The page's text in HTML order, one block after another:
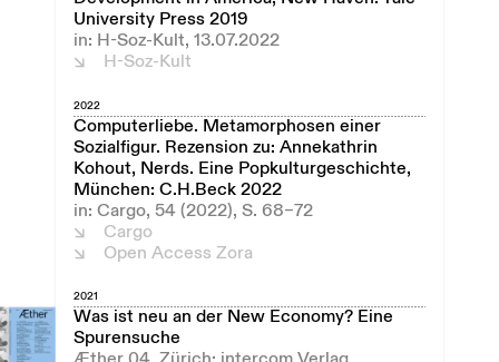
University Press 2019
in: H-Soz-Kult, 13.07.2022
H-Soz-Kult
2022
Computerliebe. Metamorphosen einer
Sozialfigur. Rezension zu: Annekathrin
Kohout, Nerds. Eine Popkulturgeschichte,
München: C.H.Beck 2022
in: Cargo, 54 (2022), S. 68–72
Cargo
Open Access Zora
2021
Was ist neu an der New Economy? Eine
Spurensuche